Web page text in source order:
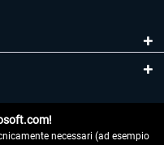
necessari (ad esempio